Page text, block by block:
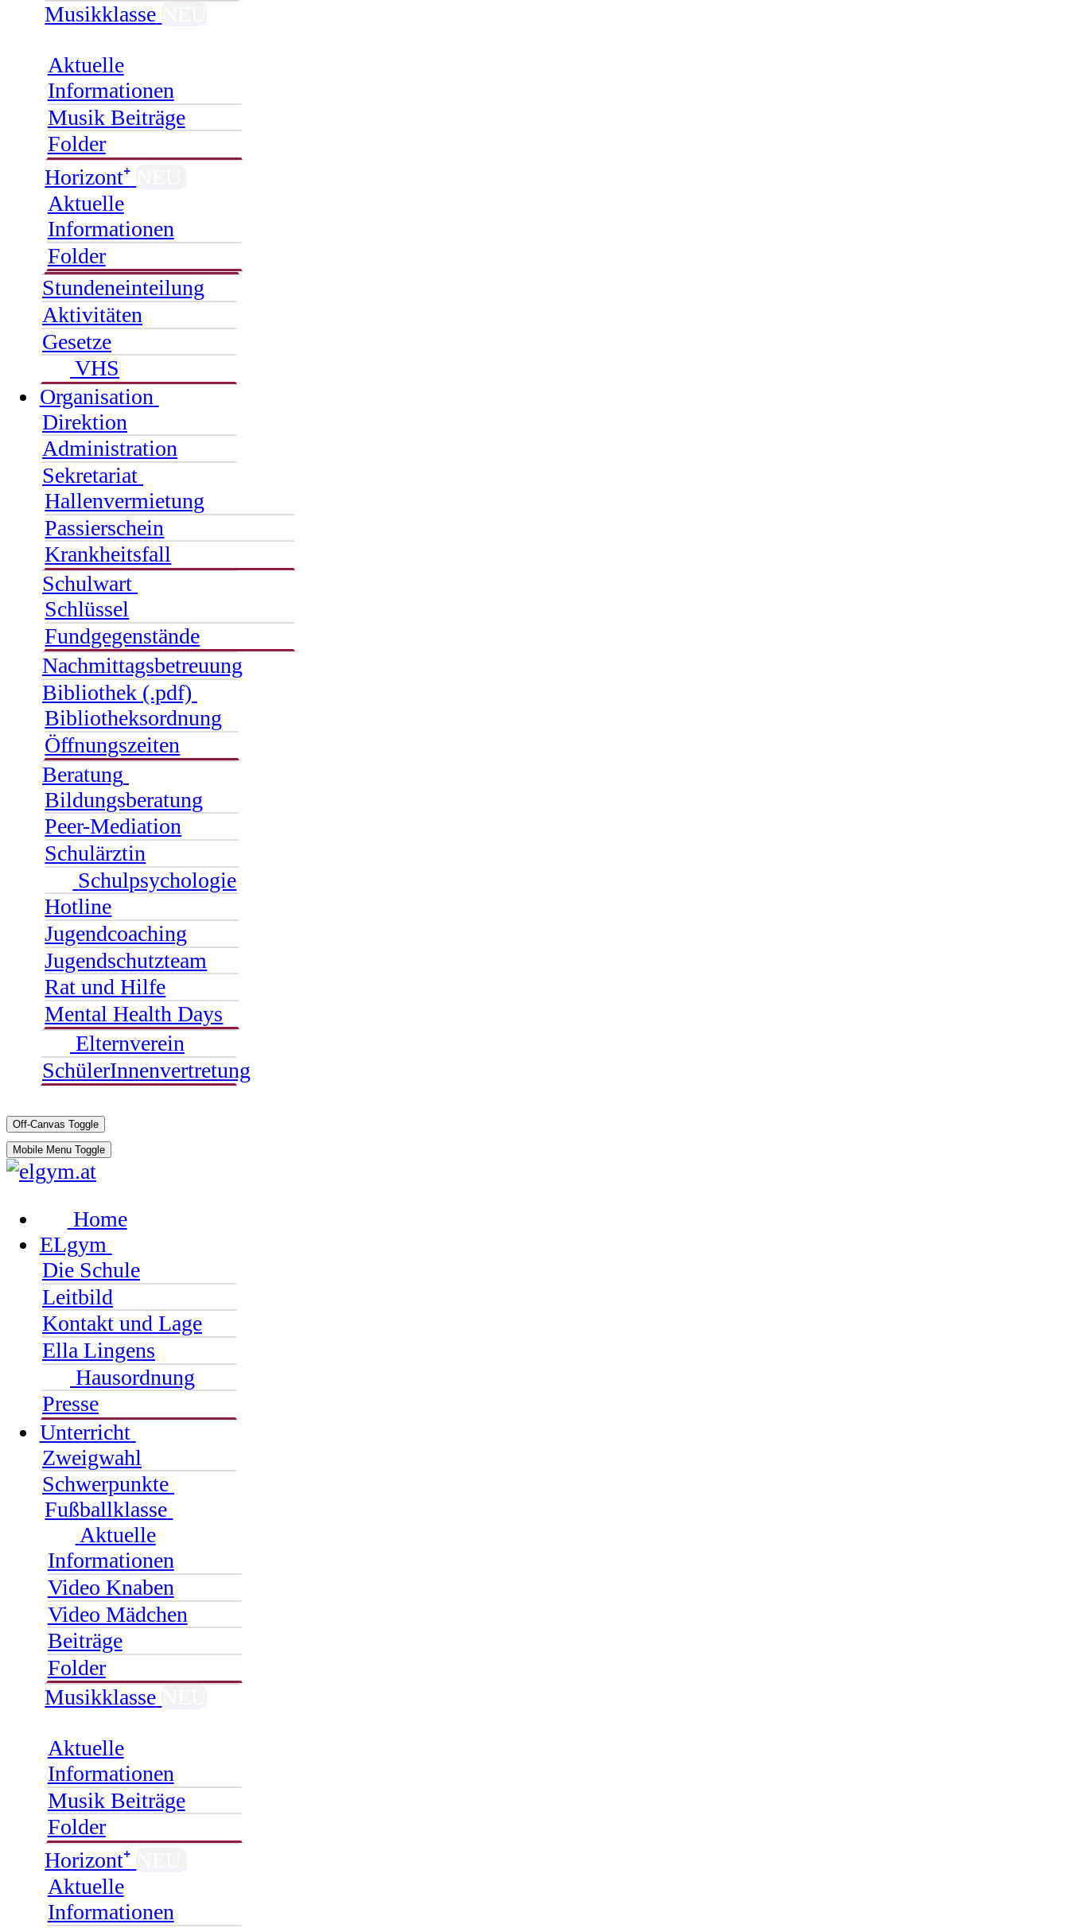
Musikklasse
Aktuelle
Informationen
Musik Beiträge
Folder
Horizont⁺
Aktuelle
Informationen
Folder
Stundeneinteilung
Aktivitäten
Gesetze
VHS
Organisation
Direktion
Administration
Sekretariat
Hallenvermietung
Passierschein
Krankheitsfall
Schulwart
Schlüssel
Fundgegenstände
Nachmittagsbetreuung
Bibliothek (.pdf)
Bibliotheksordnung
Öffnungszeiten
Beratung
Bildungsberatung
Peer-Mediation
Schulärztin
Schulpsychologie
Hotline
Jugendcoaching
Jugendschutzteam
Rat und Hilfe
Mental Health Days
Elternverein
SchülerInnenvertretung
Off-Canvas Toggle
Mobile Menu Toggle
Home
ELgym
Die Schule
Leitbild
Kontakt und Lage
Ella Lingens
Hausordnung
Presse
Unterricht
Zweigwahl
Schwerpunkte
Fußballklasse
Aktuelle
Informationen
Video Knaben
Video Mädchen
Beiträge
Folder
Musikklasse
Aktuelle
Informationen
Musik Beiträge
Folder
Horizont⁺
Aktuelle
Informationen